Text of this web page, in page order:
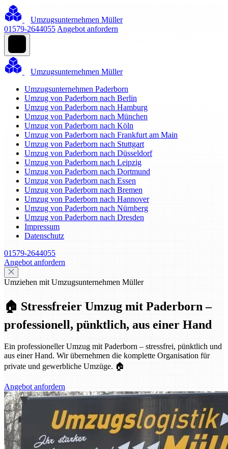
Umzugsunternehmen Müller
01579-2644055 Angebot anfordern
Umzugsunternehmen Müller
Umzugsunternehmen Paderborn
Umzug von Paderborn nach Berlin
Umzug von Paderborn nach Hamburg
Umzug von Paderborn nach München
Umzug von Paderborn nach Köln
Umzug von Paderborn nach Frankfurt am Main
Umzug von Paderborn nach Stuttgart
Umzug von Paderborn nach Düsseldorf
Umzug von Paderborn nach Leipzig
Umzug von Paderborn nach Dortmund
Umzug von Paderborn nach Essen
Umzug von Paderborn nach Bremen
Umzug von Paderborn nach Hannover
Umzug von Paderborn nach Nürnberg
Umzug von Paderborn nach Dresden
Impressum
Datenschutz
01579-2644055
Angebot anfordern
Umziehen mit Umzugsunternehmen Müller
🏠 Stressfreier Umzug mit Paderborn –
professionell, pünktlich, aus einer Hand
Ein professioneller Umzug mit Paderborn – stressfrei, pünktlich und
aus einer Hand. Wir übernehmen die komplette Organisation für
private und gewerbliche Umzüge. 🏠
Angebot anfordern